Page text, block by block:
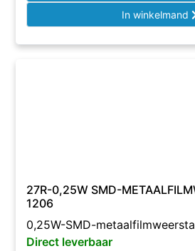
In winkelmand
27R-0,25W SMD-
1206
0,25W-SMD-
Direct leverbaar